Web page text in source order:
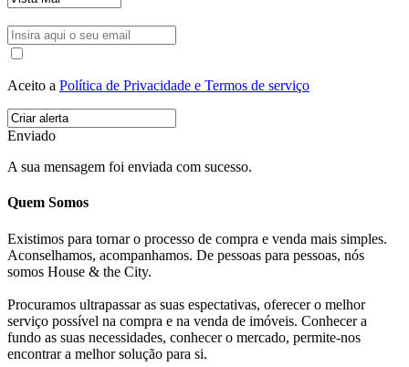
Aceito a Política de Privacidade e Termos de serviço
Enviado
A sua mensagem foi enviada com sucesso.
Quem Somos
Existimos para tornar o processo de compra e venda mais simples.
Aconselhamos, acompanhamos. De pessoas para pessoas, nós
somos House & the City.
Procuramos ultrapassar as suas espectativas, oferecer o melhor
serviço possível na compra e na venda de imóveis. Conhecer a
fundo as suas necessidades, conhecer o mercado, permite-nos
encontrar a melhor solução para si.